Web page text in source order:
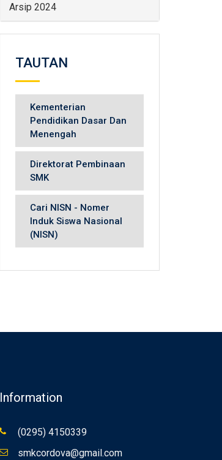
Arsip 2024
TAUTAN
Kementerian
Pendidikan Dasar Dan
Menengah
Direktorat Pembinaan
SMK
Cari NISN - Nomer
Induk Siswa Nasional
(NISN)
Information
(0295) 4150339
smkcordova@gmail.com